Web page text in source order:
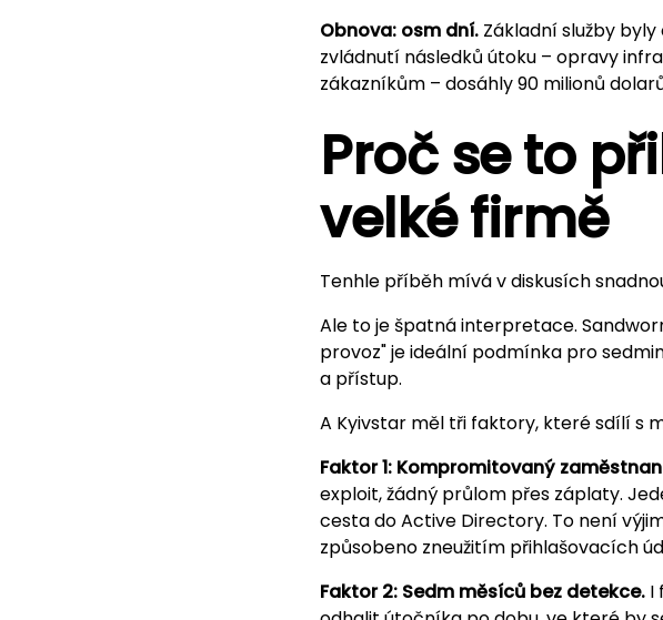
Obnova: osm dní. Základní služby
zvládnutí následků útoku – opravy
zákazníkům – dosáhly 90 milionů
Proč se to
velké firmě
Tenhle příběh mívá v diskusích
Ale to je špatná interpretace.
provoz" je ideální podmínka pro
a přístup.
A Kyivstar měl tři faktory, které sdílí s
Faktor 1: Kompromitovaný
exploit, žádný průlom přes záplaty.
cesta do Active Directory. To není
způsobeno zneužitím přihlašovacích
Faktor 2: Sedm měsíců bez detekce. I